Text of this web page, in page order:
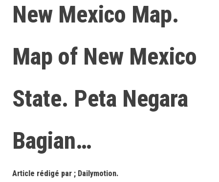
New Mexico Map.
Map of New Mexico
State. Peta Negara
Bagian…
Article rédigé par ; Dailymotion.